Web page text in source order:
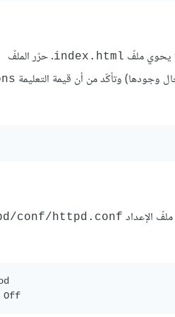
index.html. حرّر الملفّ
وجودها) وتأكّد من أن قيمة التعليمة
conf/httpd.conf/
Off